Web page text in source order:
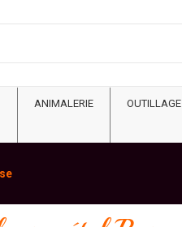
ANIMALERIE OUTILLAGE